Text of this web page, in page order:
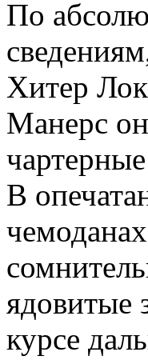
По
Хитер
Манерс
В
ядовитые
курсе